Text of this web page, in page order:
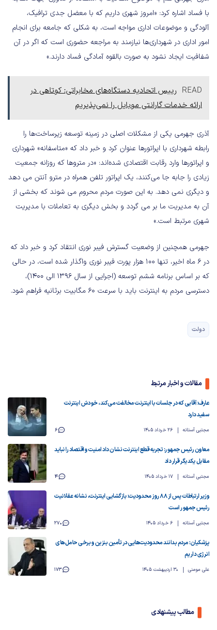
با فساد اشاره کرد: «امروز شهری داریم که با معضل جدی ترافیک،
آلودگی و موضوعات اداری مواجه است، به شکلی که جامعه برای انجام
امور اداری در شهرداری‌ها نیازمند به مراجعه حضوری است که اگر در آن
شفافیت ایجاد نشود به صورت بالقوه آمادگی فساد دارند.»
READ رییس اتحادیه دستگاه‌های مخابراتی: کوتاهی در
ارائه خدمات گارانتی موبایل را نمی‌پذیریم
آذری جهرمی یکی از مشکلات اصلی در زمینه توسعه زیرساخت‌ها را
رابطه شهرداری با اپراتورها عنوان کرد و خبر داد که «متاسفانه» شهرداری
و اپراتورها وارد رقابت اقتصادی شده‌اند: «در متروها که روزانه جمعیت
زیادی را جابه جا می‌کنند، یک اپراتور تلفن همراه در مترو آنتن می دهد
و دیگری نمی دهد. به این صورت مردم محروم‌ می شوند که بخشی از
آن به مدیریت ما بر می گردد و‌ بخش دیگری به تعاملات با مدیریت
شهری مرتبط است.»
جهرمی همچنین از وضعیت گسترش فیبر نوری انتقاد کرد و خبر داد که
در ۶ ماه اخیر، تنها ۱۰۰ هزار پورت فیبر نوری واگذار شده است، در حالی
که بر اساس برنامه ششم توسعه (اجرایی از سال ۱۳۹۶ الی ۱۴۰۰)،
دسترسی مردم به اینترنت باید با سرعت ۶۰ مگابیت برثانیه فراهم شود.
دولت
مقالات و اخبار مرتبط
عارف: آقایی که در جلسات با اینترنت مخالفت می‌کند، خودش اینترنت
سفید دارد
مجتبی آستانه 26 خرداد 1405 6
معاون رئیس جمهور: تجربه قطع اینترنت نشان داد امنیت و اقتصاد را نباید
مقابل یکدیگر قرار داد
مجتبی آستانه 17 خرداد 1405 4
وزیر ارتباطات پس از ۸۸ روز محدودیت: بازگشایی اینترنت، نشانه عقلانیت
رئیس جمهور است
مجتبی آستانه 6 خرداد 1405 270
پزشکیان: مردم بدانند محدودیت‌هایی در تأمین بنزین و برخی حامل‌های
انرژی داریم
علی مومنی 30 اردیبهشت 1405 173
مطالب پیشنهادی